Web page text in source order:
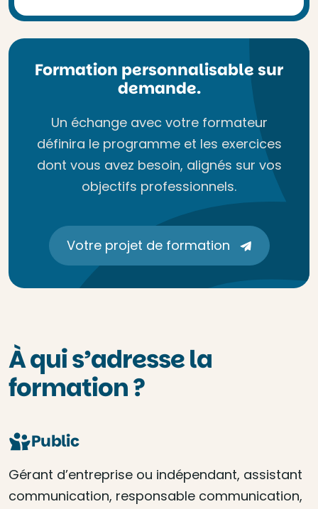
Formation personnalisable sur
demande.
Un échange avec votre formateur
définira le programme et les exercices
dont vous avez besoin, alignés sur vos
objectifs professionnels.
Votre projet de formation
À qui s’adresse la
formation ?
Public
Gérant d’entreprise ou indépendant, assistant
communication, responsable communication,